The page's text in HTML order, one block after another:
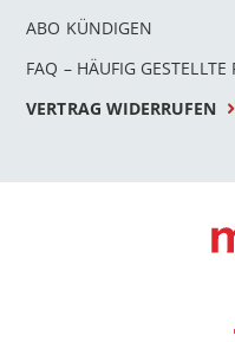
ABO KÜNDIGEN
FAQ – HÄUFIG GESTELLTE
VERTRAG WIDERRUFEN